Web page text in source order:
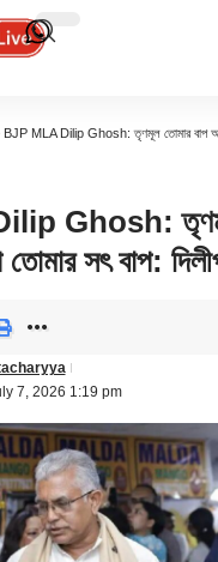
BJP MLA Dilip Ghosh: তৃণমূল তোমার বাপ আর বিজেপি
Ghosh:
সৎ বাপ:
7, 2026 1:19 pm